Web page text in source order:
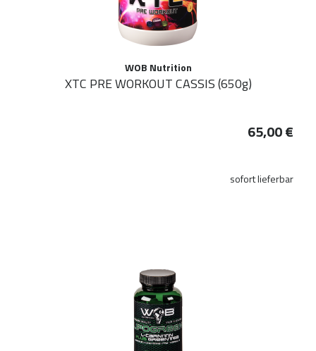
WOB Nutrition
XTC PRE WORKOUT CASSIS (650g)
65,00 €
sofort lieferbar